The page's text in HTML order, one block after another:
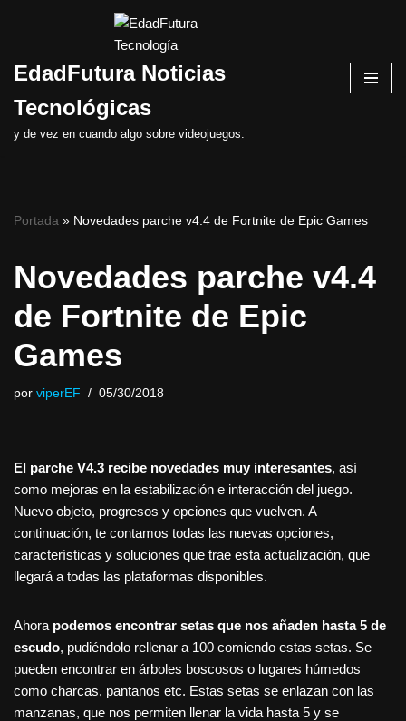
al
EdadFutura Noticias
Tecnológicas
y de vez en cuando algo sobre videojuegos.
Portada » Novedades parche v4.4 de Fortnite de Epic Games
Novedades parche v4.4
de Fortnite de Epic
Games
por viperEF 05/30/2018
El parche V4.3 recibe novedades muy interesantes, así
como mejoras en la estabilización e interacción del juego.
Nuevo objeto, progresos y opciones que vuelven. A
continuación, te contamos todas las nuevas opciones,
características y soluciones que trae esta actualización, que
llegará a todas las plataformas disponibles.
Ahora podemos encontrar setas que nos añaden hasta 5 de
escudo, pudiéndolo rellenar a 100 comiendo estas setas. Se
pueden encontrar en árboles boscosos o lugares húmedos
como charcas, pantanos etc. Estas setas se enlazan con las
manzanas, que nos permiten llenar la vida hasta 5 y se